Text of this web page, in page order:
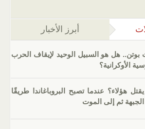
(علامة التبويب النشطة)
أبرز الأخبار
بوتن.. هل هو السبيل الوحيد لإيقاف الحرب
الأوكرانية؟
هؤلاء؟ عندما تصبح البروباغاندا طريقًا
الجبهة ثم إلى الموت